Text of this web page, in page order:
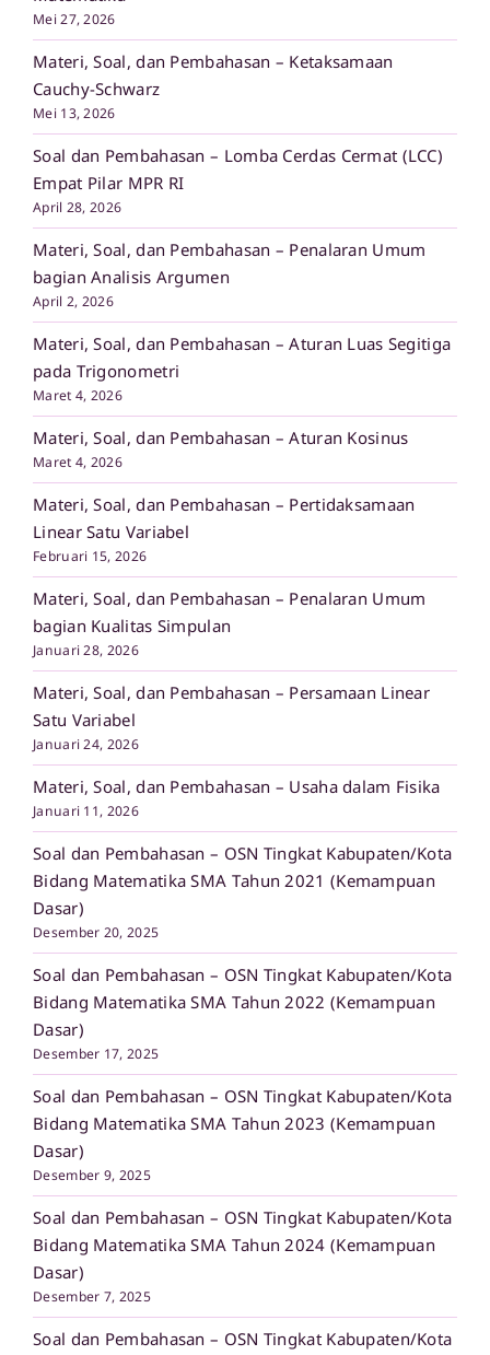
Mei 27, 2026
Materi, Soal, dan Pembahasan – Ketaksamaan
Cauchy-Schwarz
Mei 13, 2026
Soal dan Pembahasan – Lomba Cerdas Cermat (LCC)
Empat Pilar MPR RI
April 28, 2026
Materi, Soal, dan Pembahasan – Penalaran Umum
bagian Analisis Argumen
April 2, 2026
Materi, Soal, dan Pembahasan – Aturan Luas Segitiga
pada Trigonometri
Maret 4, 2026
Materi, Soal, dan Pembahasan – Aturan Kosinus
Maret 4, 2026
Materi, Soal, dan Pembahasan – Pertidaksamaan
Linear Satu Variabel
Februari 15, 2026
Materi, Soal, dan Pembahasan – Penalaran Umum
bagian Kualitas Simpulan
Januari 28, 2026
Materi, Soal, dan Pembahasan – Persamaan Linear
Satu Variabel
Januari 24, 2026
Materi, Soal, dan Pembahasan – Usaha dalam Fisika
Januari 11, 2026
Soal dan Pembahasan – OSN Tingkat Kabupaten/Kota
Bidang Matematika SMA Tahun 2021 (Kemampuan
Dasar)
Desember 20, 2025
Soal dan Pembahasan – OSN Tingkat Kabupaten/Kota
Bidang Matematika SMA Tahun 2022 (Kemampuan
Dasar)
Desember 17, 2025
Soal dan Pembahasan – OSN Tingkat Kabupaten/Kota
Bidang Matematika SMA Tahun 2023 (Kemampuan
Dasar)
Desember 9, 2025
Soal dan Pembahasan – OSN Tingkat Kabupaten/Kota
Bidang Matematika SMA Tahun 2024 (Kemampuan
Dasar)
Desember 7, 2025
Soal dan Pembahasan – OSN Tingkat Kabupaten/Kota